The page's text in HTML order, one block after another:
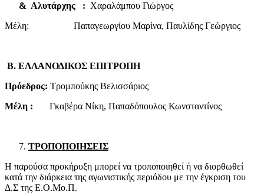
& Αλυτάρχης : Χαραλάμπου Γιώργος
Μέλη: Παπαγεωργίου Μαρίνα, Παυλίδης Γεώργιος
Β. ΕΛΛΑΝΟΔΙΚΟΣ ΕΠΙΤΡΟΠΗ
Πρόεδρος: Τρομπούκης Βελισσάριος
Μέλη : Γκαβέρα Νίκη, Παπαδόπουλος Κωνσταντίνος
ΤΡΟΠΟΠΟΙΗΣΕΙΣ
Η παρούσα προκήρυξη μπορεί να τροποποιηθεί ή να διορθωθεί
κατά την διάρκεια της αγωνιστικής περιόδου με την έγκριση του
Δ.Σ της Ε.Ο.Μο.Π.